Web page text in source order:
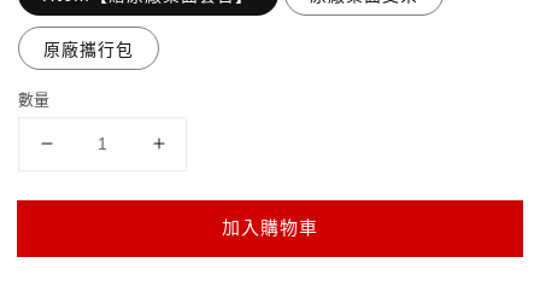
原廠攜行包
數量
加入購物車